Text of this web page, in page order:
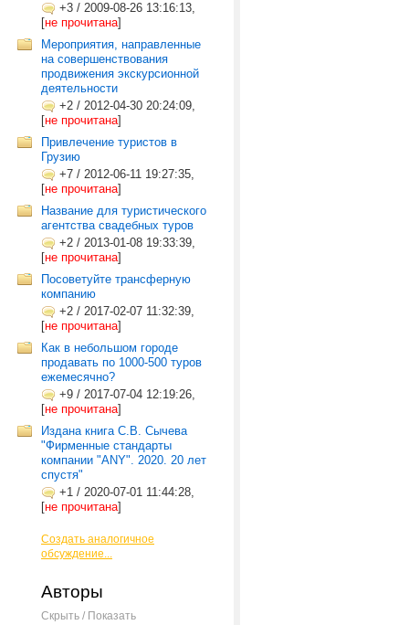
+3 / 2009-08-26 13:16:13,
[не прочитана]
Мероприятия, направленные
на совершенствования
продвижения экскурсионной
деятельности
+2 / 2012-04-30 20:24:09,
[не прочитана]
Привлечение туристов в
Грузию
+7 / 2012-06-11 19:27:35,
[не прочитана]
Название для туристического
агентства свадебных туров
+2 / 2013-01-08 19:33:39,
[не прочитана]
Посоветуйте трансферную
компанию
+2 / 2017-02-07 11:32:39,
[не прочитана]
Как в небольшом городе
продавать по 1000-500 туров
ежемесячно?
+9 / 2017-07-04 12:19:26,
[не прочитана]
Издана книга С.В. Сычева
"Фирменные стандарты
компании "ANY". 2020. 20 лет
спустя"
+1 / 2020-07-01 11:44:28,
[не прочитана]
Создать аналогичное
обсуждение...
Авторы
Скрыть / Показать